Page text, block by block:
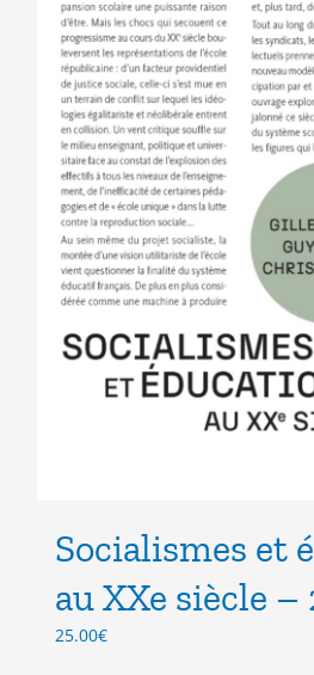
Socialismes et
au XXe siècle –
25.00€